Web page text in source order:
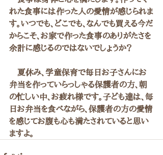
れた食事には作った人の愛情が感じられま
す。いつでも、どこでも、なんでも買える今だ
からこそ、お家で作った食事のありがたさを
余計に感じるのではないでしょうか？
夏休み、学童保育で毎日お子さんにお
弁当を作っていらっしゃる保護者の方、朝
の忙しい中、お疲れ様です。子ども達は、毎
日お弁当を食べながら、保護者の方の愛情
を感じてお腹も心も満たされていると思い
ますよ。